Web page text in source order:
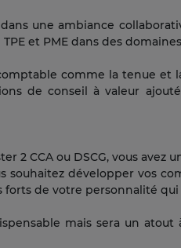
une ambiance
et PME dans des
comme la tenue
de conseil à valeur
2 CCA ou DSCG, vous avez
souhaitez développer vos
forts de votre personnalité
mais sera un